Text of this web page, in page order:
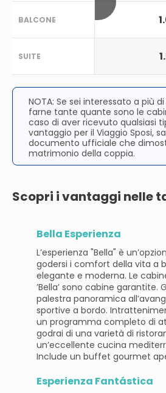
BALCONE
SUITE
NOTA: Se sei interessato a più
farne tante quante sono le
caso di aver ricevuto qualsiasi
vantaggio per il Viaggio Sposi,
documento ufficiale che
matrimonio della coppia.
Scopri i vantaggi nelle
Bella Esperienza
L’esperienza "Bella" è
godersi i comfort della vita a
elegante e moderna. Le
’Bella’ sono cabine garantite.
palestra panoramica
sportive a bordo.
un programma completo di
godrai di una varietà di
un’eccellente cucina
Include un buffet gourmet
Esperienza Fantástica